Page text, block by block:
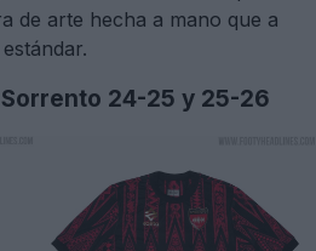
de arte hecha a mano que a
24-25 y 25-26